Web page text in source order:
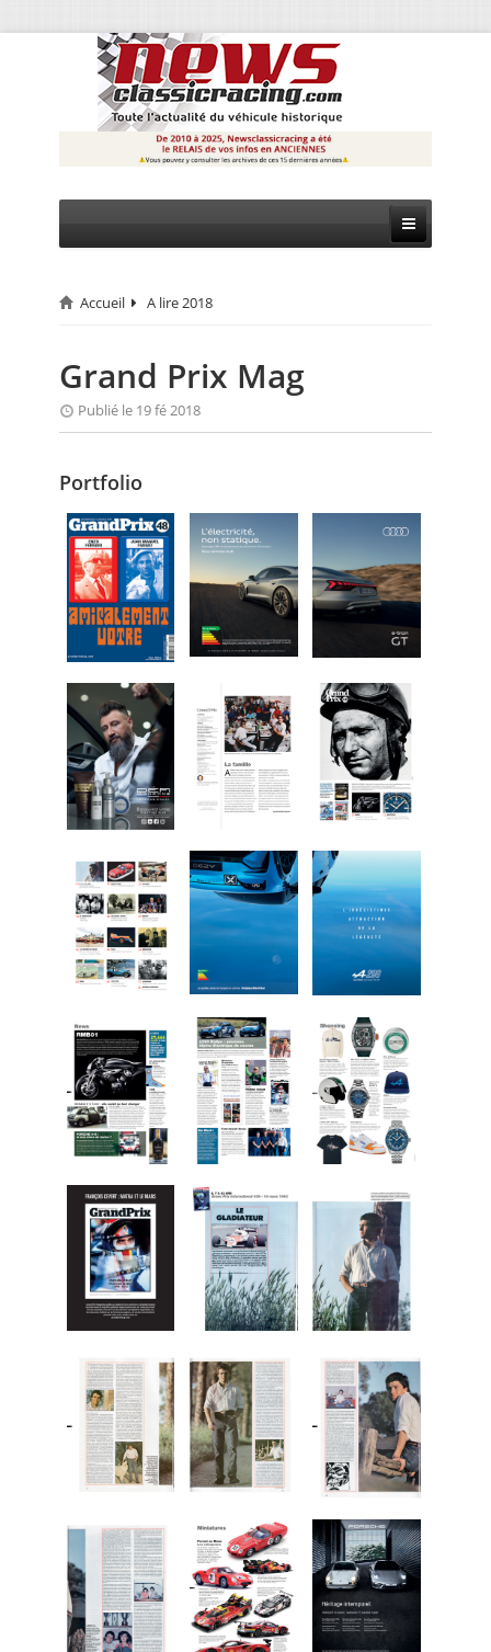
CIRCUIT
RALLYE
MONTAGNE
FOCUS
VIDEO
ANNUAIRES
PETITES ANNONCES
Accueil A lire 2018
Grand Prix Mag
Publié le 19 fé 2018
Portfolio